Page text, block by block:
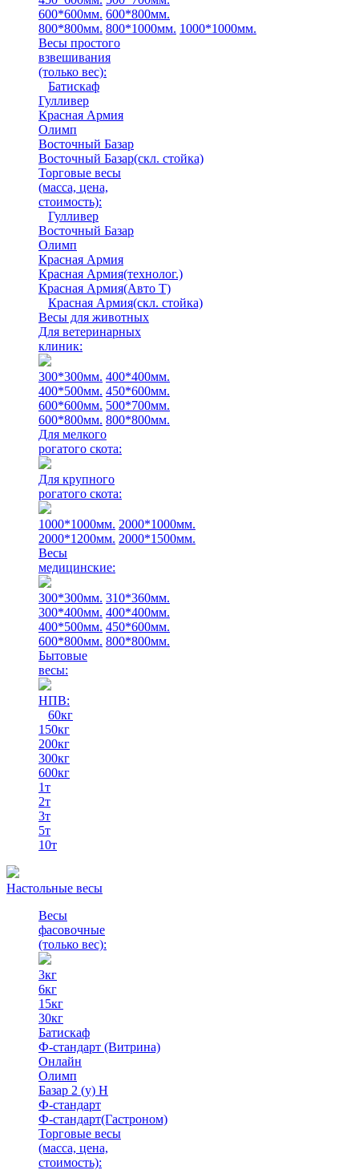
600*600мм. 600*800мм.
800*800мм. 800*1000мм. 1000*1000мм.
Весы простого
взвешивания
(только вес):
Батискаф
Гулливер
Красная Армия
Олимп
Восточный Базар
Восточный Базар(скл. стойка)
Торговые весы
(масса, цена,
стоимость):
Гулливер
Восточный Базар
Олимп
Красная Армия
Красная Армия(технолог.)
Красная Армия(Авто Т)
Красная Армия(скл. стойка)
Весы для животных
Для ветеринарных
клиник:
300*300мм. 400*400мм.
400*500мм. 450*600мм.
600*600мм. 500*700мм.
600*800мм. 800*800мм.
Для мелкого
рогатого скота:
Для крупного
рогатого скота:
1000*1000мм. 2000*1000мм.
2000*1200мм. 2000*1500мм.
Весы
медицинские:
300*300мм. 310*360мм.
300*400мм. 400*400мм.
400*500мм. 450*600мм.
600*800мм. 800*800мм.
Бытовые
весы:
НПВ:
60кг
150кг
200кг
300кг
600кг
1т
2т
3т
5т
10т
Настольные весы
Весы
фасовочные
(только вес):
3кг
6кг
15кг
30кг
Батискаф
Ф-стандарт (Витрина)
Онлайн
Олимп
Базар 2 (у) Н
Ф-стандарт
Ф-стандарт(Гастроном)
Торговые весы
(масса, цена,
стоимость):